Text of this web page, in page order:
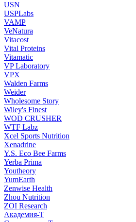
USN
USPLabs
VAMP
VeNatura
Vitacost
Vital Proteins
Vitamatic
VP Laboratory
VPX
Walden Farms
Weider
Wholesome Story
Wiley's Finest
WOD CRUSHER
WTF Labz
Xcel Sports Nutrition
Xenadrine
Y.S. Eco Bee Farms
Yerba Prima
Youtheory
YumEarth
Zenwise Health
Zhou Nutrition
ZOI Research
Академия-Т